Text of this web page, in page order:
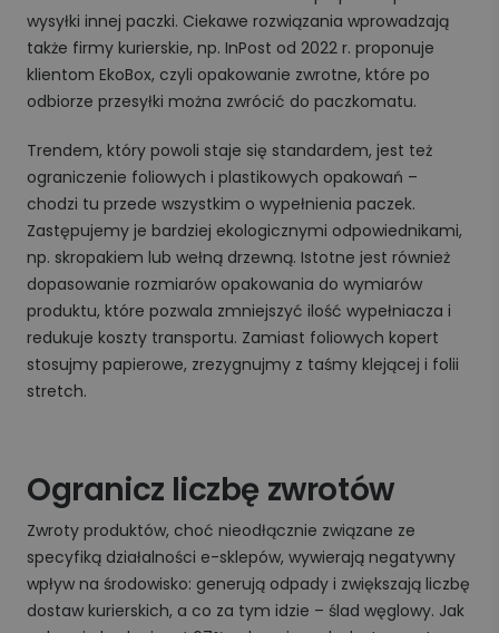
wysyłki innej paczki. Ciekawe rozwiązania wprowadzają
także firmy kurierskie, np. InPost od 2022 r. proponuje
klientom EkoBox, czyli opakowanie zwrotne, które po
odbiorze przesyłki można zwrócić do paczkomatu.
Trendem, który powoli staje się standardem, jest też
ograniczenie foliowych i plastikowych opakowań –
chodzi tu przede wszystkim o wypełnienia paczek.
Zastępujemy je bardziej ekologicznymi odpowiednikami,
np. skropakiem lub wełną drzewną. Istotne jest również
dopasowanie rozmiarów opakowania do wymiarów
produktu, które pozwala zmniejszyć ilość wypełniacza i
redukuje koszty transportu. Zamiast foliowych kopert
stosujmy papierowe, zrezygnujmy z taśmy klejącej i folii
stretch.
Ogranicz liczbę zwrotów
Zwroty produktów, choć nieodłącznie związane ze
specyfiką działalności e-sklepów, wywierają negatywny
wpływ na środowisko: generują odpady i zwiększają liczbę
dostaw kurierskich, a co za tym idzie – ślad węglowy. Jak